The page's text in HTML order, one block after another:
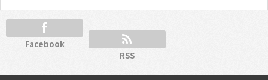
Facebook
RSS